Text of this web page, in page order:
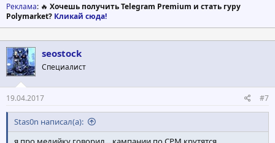
Реклама: 🔥 Хочешь получить Telegram Premium и стать гуру
Polymarket? Кликай сюда!
seostock
Специалист
19.04.2017 #7
Stas0n написал(а):